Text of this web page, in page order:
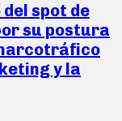
spot de
su postura
y la